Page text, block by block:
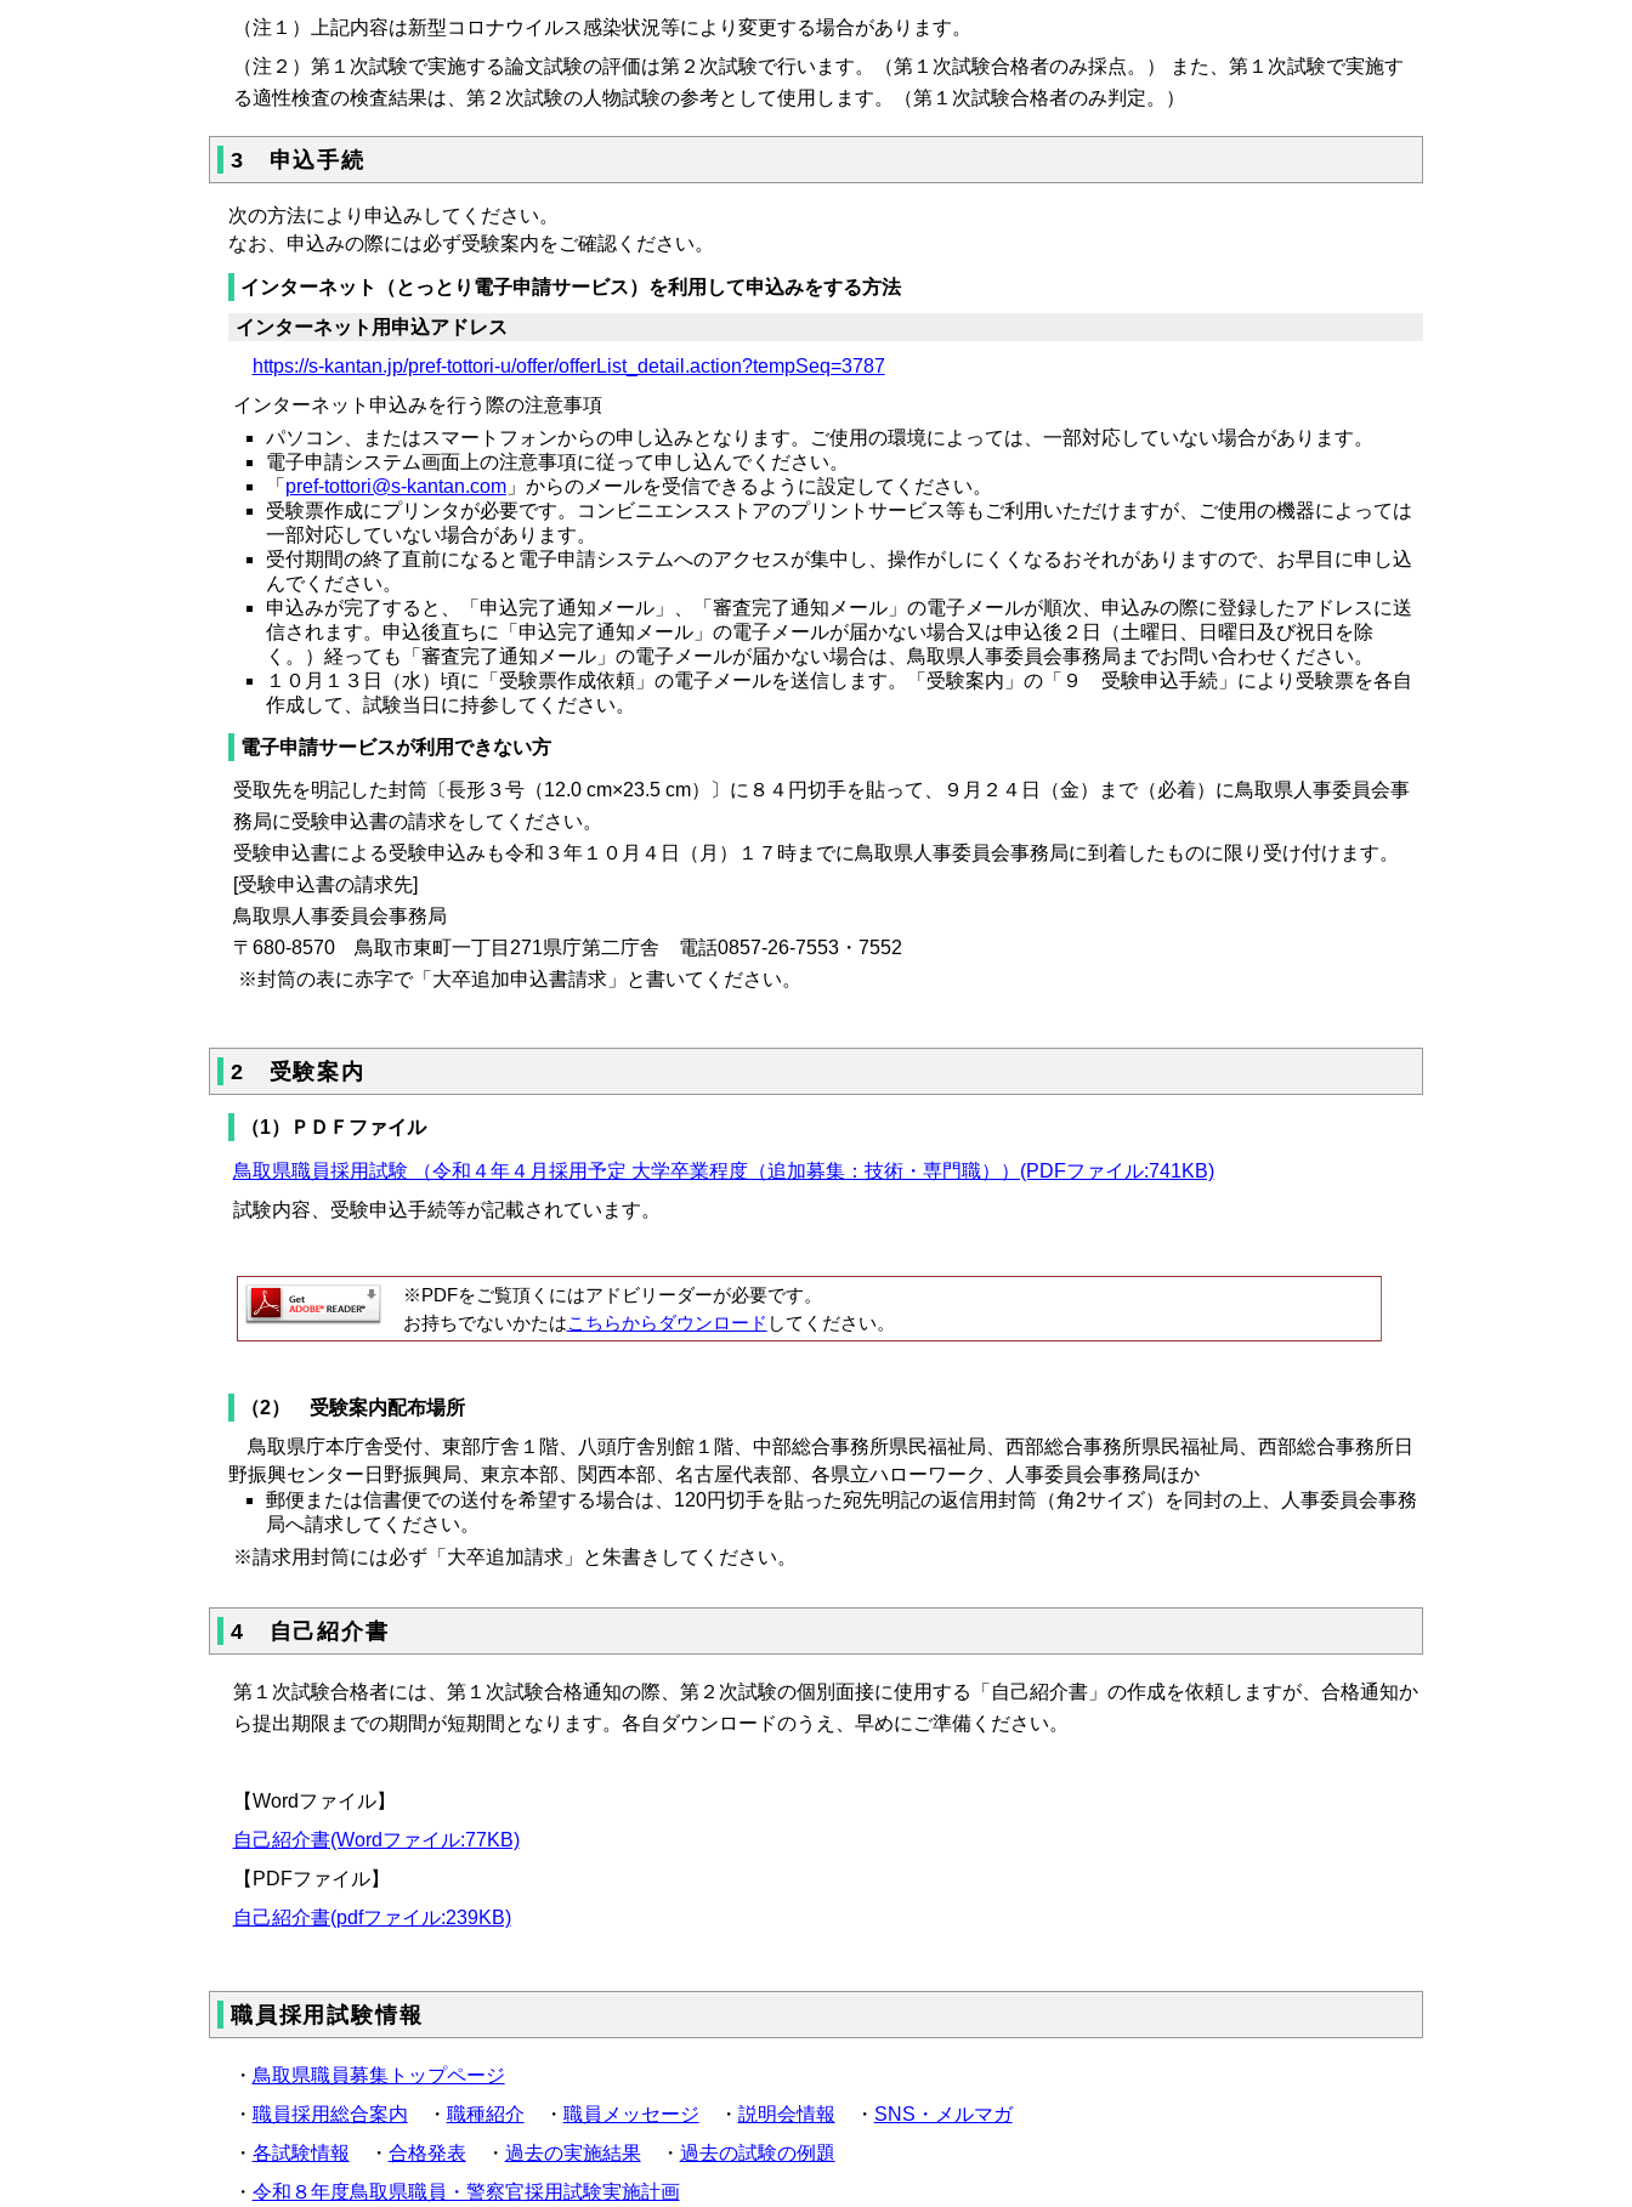
（注１） 上記内容は新型コロナウイルス感染状況等により変更する場合があります。
（注２） 第１次試験で実施する論文試験の評価は第２次試験で行います。（第１次試験合格者のみ採点。） また、第１次試験で実施す
る適性検査の検査結果は、第２次試験の人物試験の参考として使用します。（第１次試験合格者のみ判定。）
3 申込手続
次の方法により申込みしてください。
なお、申込みの際には必ず受験案内をご確認ください。
インターネット（とっとり電子申請サービス）を利用して申込みをする方法
インターネット用申込アドレス
https://s-kantan.jp/pref-tottori-u/offer/offerList_detail.action?tempSeq=3787
インターネット申込みを行う際の注意事項
パソコン、またはスマートフォンからの申し込みとなります。ご使用の環境によっては、一部対応していない場合があります。
電子申請システム画面上の注意事項に従って申し込んでください。
「 pref-tottori@s-kantan.com」からのメールを受信できるように設定してください。
受験票作成にプリンタが必要です。コンビニエンスストアのプリントサービス等もご利用いただけますが、ご使用の機器によっては
一部対応していない場合があります。
受付期間の終了直前になると電子申請システムへのアクセスが集中し、操作がしにくくなるおそれがありますので、お早目に申し込
んでください。
申込みが完了すると、「申込完了通知メール」、「審査完了通知メール」の電子メールが順次、申込みの際に登録したアドレスに送
信されます。申込後直ちに「申込完了通知メール」の電子メールが届かない場合又は申込後２日（土曜日、日曜日及び祝日を除
く。）経っても「審査完了通知メール」の電子メールが届かない場合は、鳥取県人事委員会事務局までお問い合わせください。
１０月１３日（水）頃に「受験票作成依頼」の電子メールを送信します。「受験案内」の「９ 受験申込手続」により受験票を各自
作成して、試験当日に持参してください。
電子申請サービスが利用できない方
受取先を明記した封筒〔長形３号（12.0 cm×23.5 cm）〕に８４円切手を貼って、９月２４日（金）まで（必着）に鳥取県人事委員会事
務局に受験申込書の請求をしてください。
受験申込書による受験申込みも令和３年１０月４日（月）１７時までに鳥取県人事委員会事務局に到着したものに限り受け付けます。
[受験申込書の請求先]
鳥取県人事委員会事務局
〒680-8570 鳥取市東町一丁目271県庁第二庁舎 電話0857-26-7553・7552
※封筒の表に赤字で「大卒追加申込書請求」と書いてください。
2 受験案内
（1）ＰＤＦファイル
鳥取県職員採用試験 （令和４年４月採用予定 大学卒業程度（追加募集：技術・専門職））(PDFファイル:741KB)
試験内容、受験申込手続等が記載されています。
※PDFをご覧頂くにはアドビリーダーが必要です。
お持ちでないかたはこちらからダウンロード してください。
（2） 受験案内配布場所
鳥取県庁本庁舎受付、東部庁舎１階、八頭庁舎別館１階、中部総合事務所県民福祉局、西部総合事務所県民福祉局、西部総合事務所日
野振興センター日野振興局、東京本部、関西本部、名古屋代表部、各県立ハローワーク、人事委員会事務局ほか
郵便または信書便での送付を希望する場合は、120円切手を貼った宛先明記の返信用封筒（角2サイズ）を同封の上、人事委員会事務
局へ請求してください。
※請求用封筒には必ず「大卒追加請求」と朱書きしてください。
4 自己紹介書
第１次試験合格者には、第１次試験合格通知の際、第２次試験の個別面接に使用する「自己紹介書」の作成を依頼しますが、合格通知か
ら提出期限までの期間が短期間となります。各自ダウンロードのうえ、早めにご準備ください。
【Wordファイル】
自己紹介書(Wordファイル:77KB)
【PDFファイル】
自己紹介書(pdfファイル:239KB)
職員採用試験情報
・ 鳥取県職員募集トップページ
・ 職員採用総合案内 ・ 職種紹介 ・ 職員メッセージ ・ 説明会情報 ・ SNS・メルマガ
・ 各試験情報 ・ 合格発表 ・ 過去の実施結果・ 過去の試験の例題
・ 令和８年度鳥取県職員・警察官採用試験実施計画